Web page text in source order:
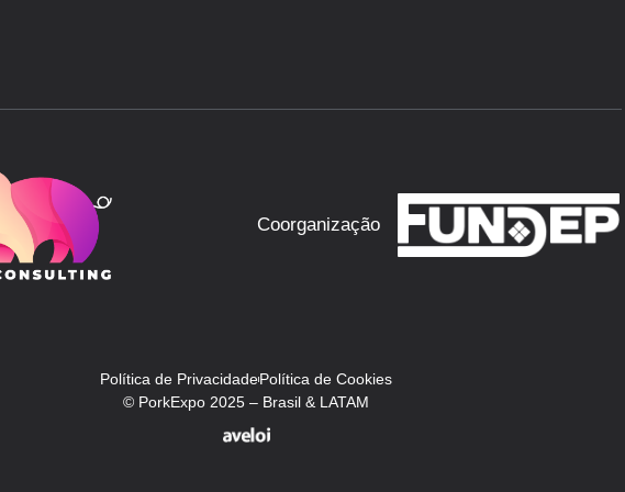
Coorganização
Política de PrivacidadePolítica de Cookies
© PorkExpo 2025 – Brasil & LATAM